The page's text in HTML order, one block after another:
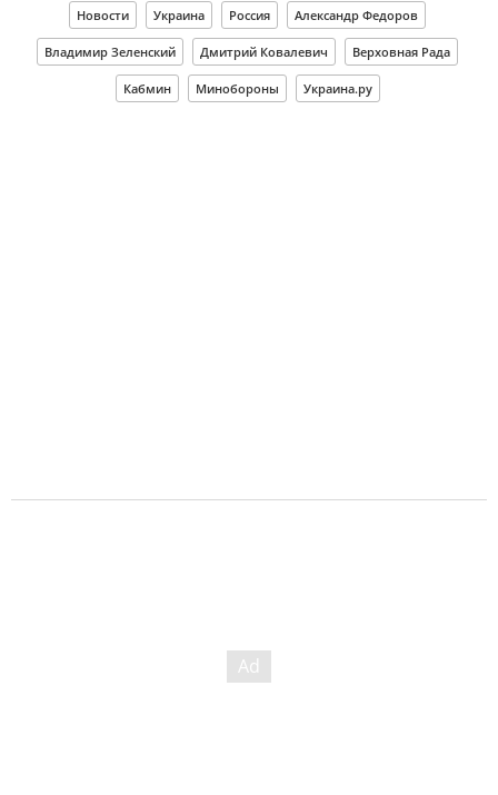
Новости Украина Россия Александр Федоров
Владимир Зеленский Дмитрий Ковалевич Верховная Рада
Кабмин Минобороны Украина.ру